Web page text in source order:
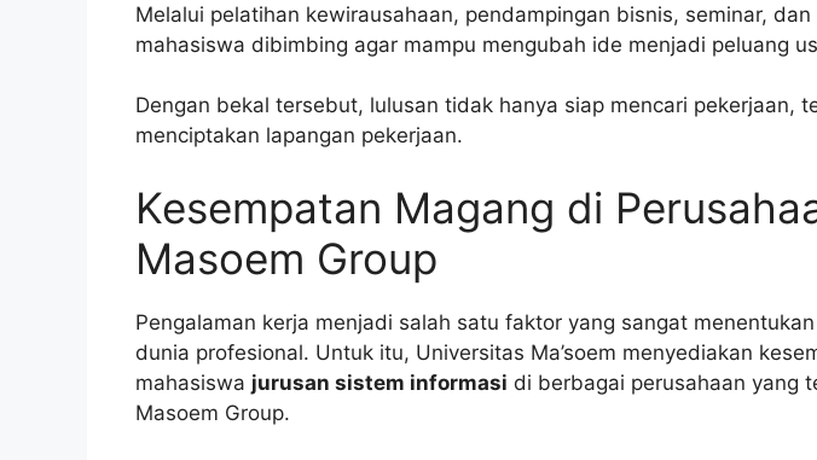
Melalui pelatihan kewirausahaan, pendampingan bisnis, seminar,
mahasiswa dibimbing agar mampu mengubah ide menjadi peluang
Dengan bekal tersebut, lulusan tidak hanya siap mencari pekerjaan,
menciptakan lapangan pekerjaan.
Kesempatan Magang di
Masoem Group
Pengalaman kerja menjadi salah satu faktor yang sangat
dunia profesional. Untuk itu, Universitas Ma’soem menyediakan
mahasiswa jurusan sistem informasi di berbagai perusahaan yang
Masoem Group.